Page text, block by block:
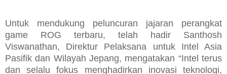
Untuk mendukung peluncuran jajaran perangkat
game ROG terbaru, telah hadir Santhosh
Viswanathan, Direktur Pelaksana untuk Intel Asia
Pasifik dan Wilayah Jepang, mengatakan “Intel terus
dan selalu fokus menghadirkan inovasi teknologi,